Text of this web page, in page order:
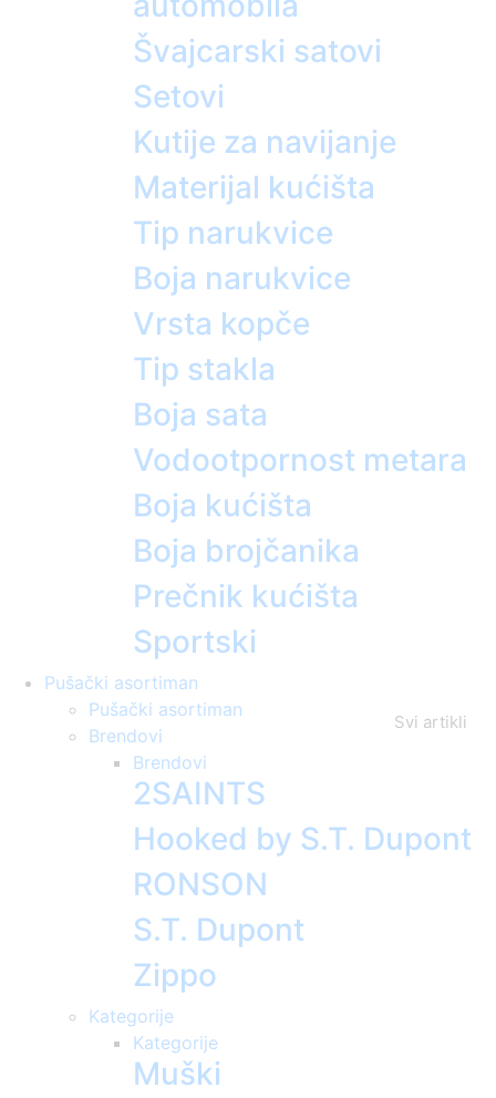
Švajcarski satovi
Setovi
Kutije za navijanje
Materijal kućišta
Tip narukvice
Boja narukvice
Vrsta kopče
Tip stakla
Boja sata
Vodootpornost metara
Boja kućišta
Boja brojčanika
Prečnik kućišta
Sportski
Pušački asortiman
Svi artikli
Pušački asortiman
Brendovi
Brendovi
2SAINTS
Hooked by S.T. Dupont
RONSON
S.T. Dupont
Zippo
Kategorije
Kategorije
Muški